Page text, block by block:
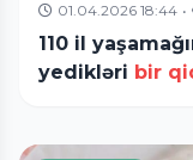
01.04.2026 18:44 •
110 il
yedikləri bir